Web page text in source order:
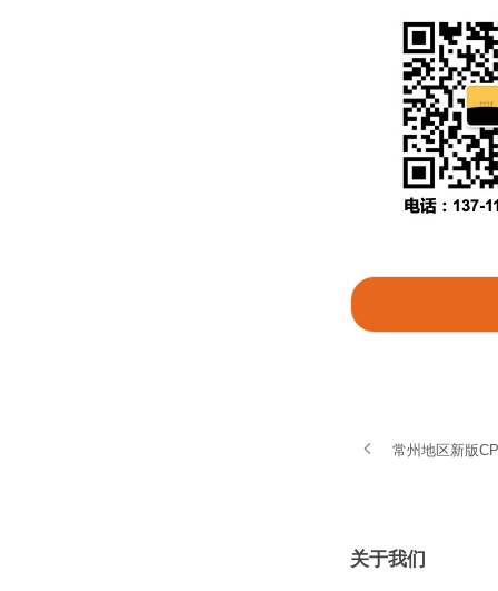
常州地区新版
关于我们